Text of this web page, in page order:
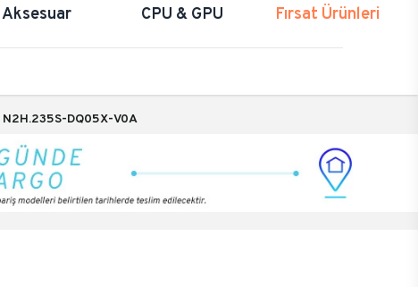
Aksesuar CPU & GPU Fırsat Ürünleri
N2H.235S-DQ05X-V0A